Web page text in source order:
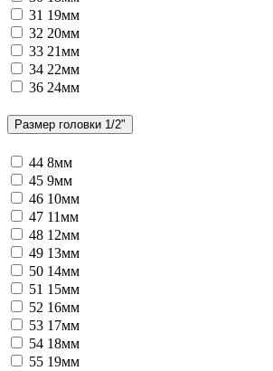
31 19мм
32 20мм
33 21мм
34 22мм
36 24мм
Размер головки 1/2"
44 8мм
45 9мм
46 10мм
47 11мм
48 12мм
49 13мм
50 14мм
51 15мм
52 16мм
53 17мм
54 18мм
55 19мм